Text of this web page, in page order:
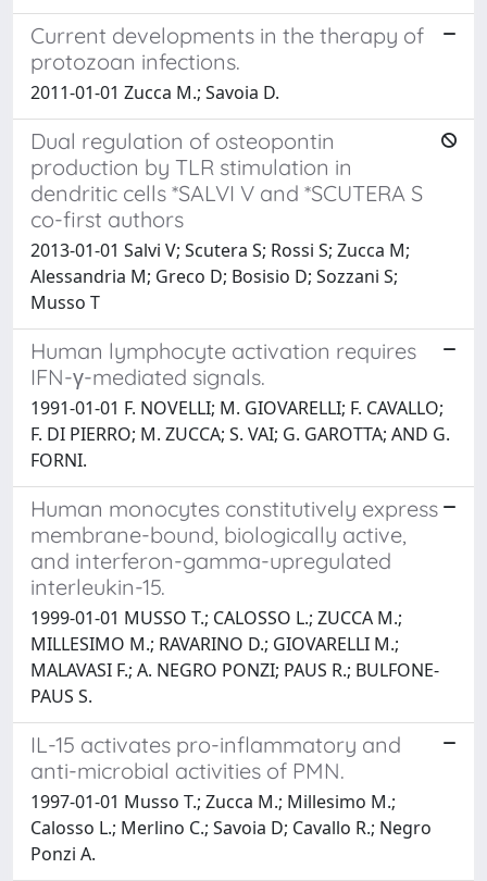
Current developments in the therapy of
protozoan infections.
2011-01-01 Zucca M.; Savoia D.
Dual regulation of osteopontin
production by TLR stimulation in
dendritic cells *SALVI V and *SCUTERA S
co-first authors
2013-01-01 Salvi V; Scutera S; Rossi S; Zucca M;
Alessandria M; Greco D; Bosisio D; Sozzani S;
Musso T
Human lymphocyte activation requires
IFN-γ-mediated signals.
1991-01-01 F. NOVELLI; M. GIOVARELLI; F. CAVALLO;
F. DI PIERRO; M. ZUCCA; S. VAI; G. GAROTTA; AND G.
FORNI.
Human monocytes constitutively express
membrane-bound, biologically active,
and interferon-gamma-upregulated
interleukin-15.
1999-01-01 MUSSO T.; CALOSSO L.; ZUCCA M.;
MILLESIMO M.; RAVARINO D.; GIOVARELLI M.;
MALAVASI F.; A. NEGRO PONZI; PAUS R.; BULFONE-
PAUS S.
IL-15 activates pro-inflammatory and
anti-microbial activities of PMN.
1997-01-01 Musso T.; Zucca M.; Millesimo M.;
Calosso L.; Merlino C.; Savoia D; Cavallo R.; Negro
Ponzi A.